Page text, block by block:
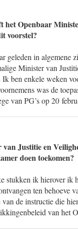
het Openbaar
voorstel?
geleden in algemene
Minister van
ben enkele weken
was de
van PG’s op 20
Justitie en
doen toekomen?
stukken ik hierover ik
ten behoeve
van de instructie die
van het